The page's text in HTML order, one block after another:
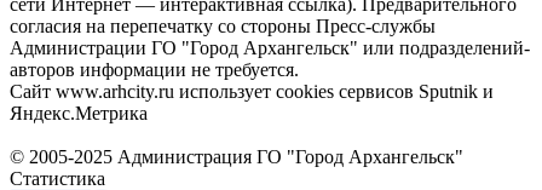
сети Интернет — интерактивная ссылка). Предварительного
согласия на перепечатку со стороны Пресс-службы
Администрации ГО "Город Архангельск" или подразделений-
авторов информации не требуется.
Сайт www.arhcity.ru использует cookies сервисов Sputnik и
Яндекс.Метрика
© 2005-2025 Администрация ГО "Город Архангельск"
Статистика